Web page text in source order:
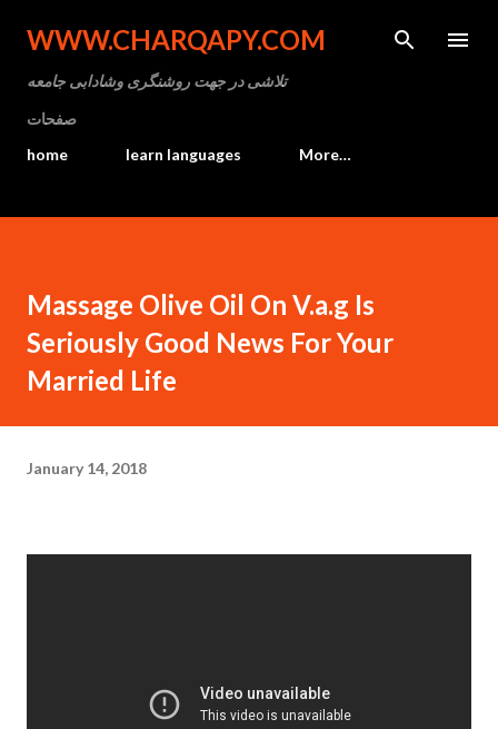
Skip to main content
WWW.CHARQAPY.COM
تلاشی در جهت روشنگری وشادابی جامعه
صفحات
home
learn languages More…
Massage Olive Oil On V.a.g Is
Seriously Good News For Your
Married Life
January 14, 2018